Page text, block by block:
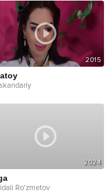
2015
2024
Ro'zmetov